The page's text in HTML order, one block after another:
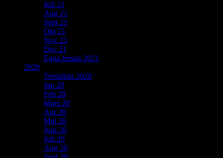
Juli 21
Aug 21
Sept 21
Okt 21
Nov 21
Dec 21
Egna teman 2021
2020
Temalista 2020
Jan 20
Feb 20
Mars 20
Apr 20
Maj 20
Juni 20
Juli 20
Aug 20